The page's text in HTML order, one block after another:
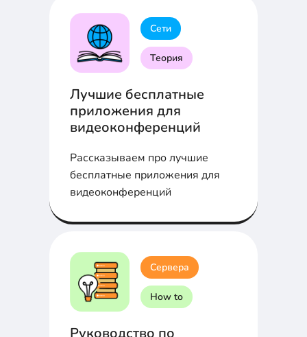
Сети
Теория
Лучшие бесплатные
приложения для
видеоконференций
Рассказываем про лучшие
бесплатные приложения для
видеоконференций
Сервера
How to